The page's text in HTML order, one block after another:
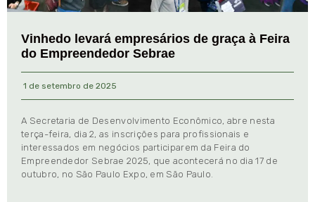
Vinhedo levará empresários de graça à Feira
do Empreendedor Sebrae
1 de setembro de 2025
A Secretaria de Desenvolvimento Econômico, abre nesta
terça-feira, dia 2, as inscrições para profissionais e
interessados em negócios participarem da Feira do
Empreendedor Sebrae 2025, que acontecerá no dia 17 de
outubro, no São Paulo Expo, em São Paulo.